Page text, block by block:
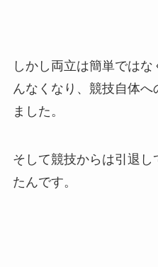
しかし両立は簡単では
んなくなり、競技自体へ
ました。
そして競技からは引退し
たんです。